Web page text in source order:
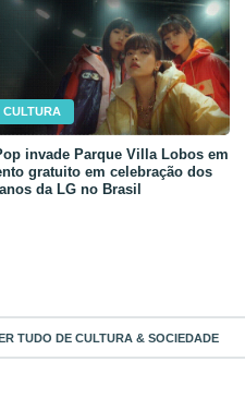
CULTURA
invade Parque Villa Lobos em
gratuito em celebração dos
da LG no Brasil
TUDO DE CULTURA & SOCIEDADE